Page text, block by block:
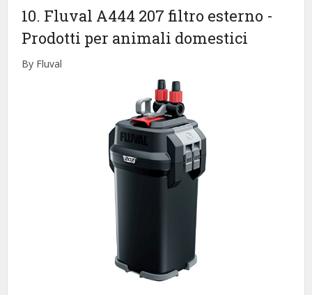
10. Fluval A444 207 filtro esterno -
Prodotti per animali domestici
By Fluval